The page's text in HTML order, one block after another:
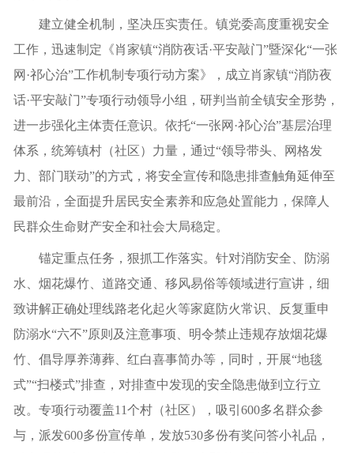
建立健全机制，坚决压实责任。镇党委高度重视安全
工作，迅速制定《肖家镇“消防夜话·平安敲门”暨深化“一张
网·祁心治”工作机制专项行动方案》，成立肖家镇“消防夜
话·平安敲门”专项行动领导小组，研判当前全镇安全形势，
进一步强化主体责任意识。依托“一张网·祁心治”基层治理
体系，统筹镇村（社区）力量，通过“领导带头、网格发
力、部门联动”的方式，将安全宣传和隐患排查触角延伸至
最前沿，全面提升居民安全素养和应急处置能力，保障人
民群众生命财产安全和社会大局稳定。
锚定重点任务，狠抓工作落实。针对消防安全、防溺
水、烟花爆竹、道路交通、移风易俗等领域进行宣讲，细
致讲解正确处理线路老化起火等家庭防火常识、反复重申
防溺水“六不”原则及注意事项、明令禁止违规存放烟花爆
竹、倡导厚养薄葬、红白喜事简办等，同时，开展“地毯
式”“扫楼式”排查，对排查中发现的安全隐患做到立行立
改。专项行动覆盖11个村（社区），吸引600多名群众参
与，派发600多份宣传单，发放530多份有奖问答小礼品，